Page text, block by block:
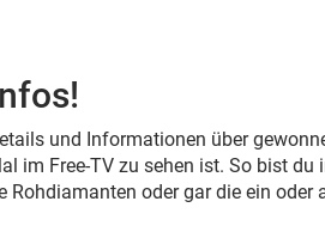
und Informationen über
im Free-TV zu sehen ist. So bist du
oder gar die ein oder